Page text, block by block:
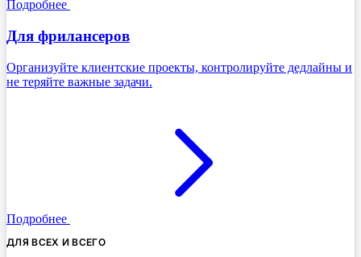
Подробнее
Для фрилансеров
Организуйте клиентские проекты, контролируйте дедлайны и
не теряйте важные задачи.
Подробнее
ДЛЯ ВСЕХ И ВСЕГО